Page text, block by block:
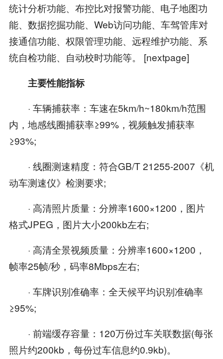
统计分析功能、布控比对报警功能、电子地图功
能、数据挖掘功能、Web访问功能、车驾管库对
接通信功能、权限管理功能、远程维护功能、系
统自检功能、自动校时功能等。 [nextpage]
主要性能指标
· 车辆捕获率：车速在5km/h~180km/h范围
内，地感线圈捕获率≥99%，视频触发捕获率
≥93%;
· 线圈测速精度：符合GB/T 21255-2007《机
动车测速仪》检测要求;
· 高清照片质量：分辨率1600×1200，图片
格式JPEG，图片大小200kb左右;
· 高清全景视频质量：分辨率1600×1200，
帧率25帧/秒，码率8Mbps左右;
· 车牌识别准确率：全天候平均识别准确率
≥95%;
· 前端缓存容量：120万份过车关联数据(每张
照片约200kb，每份过车信息约0.9kb)。